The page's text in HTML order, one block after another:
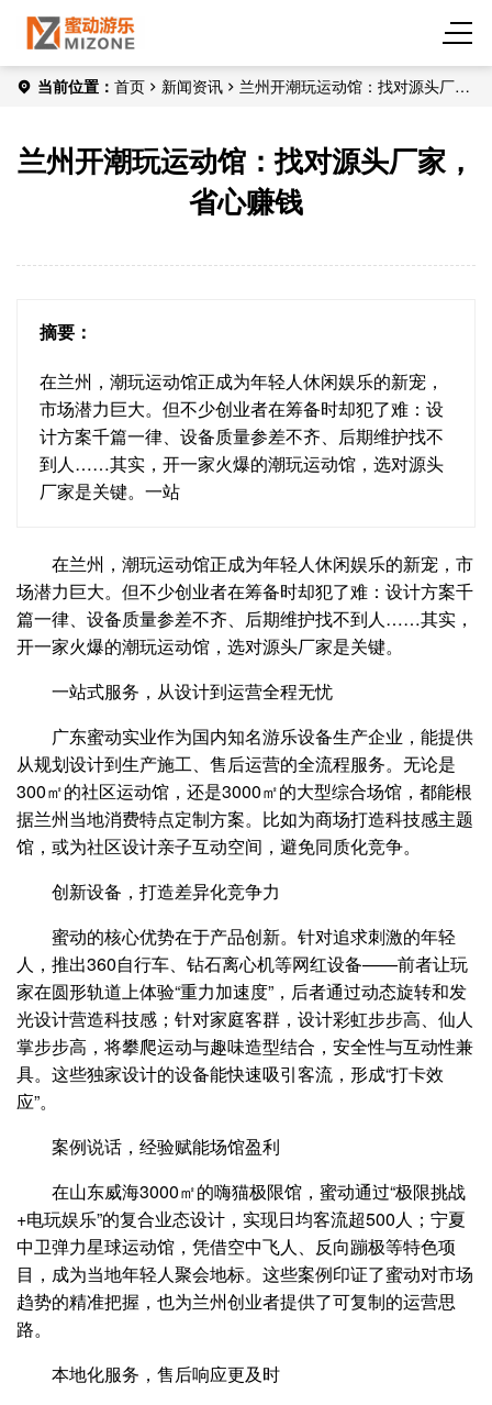
当前位置： 首页 新闻资讯
兰州开潮玩运动馆：找对源头厂
兰州开潮玩运动馆：找对源头厂家，
省心赚钱
摘要：
在兰州，潮玩运动馆正成为年轻人休闲娱乐的新宠，
市场潜力巨大。但不少创业者在筹备时却犯了难：设
计方案千篇一律、设备质量参差不齐、后期维护找不
到人……其实，开一家火爆的潮玩运动馆，选对源头
厂家是关键。一站
在兰州，潮玩运动馆正成为年轻人休闲娱乐的新宠，市
场潜力巨大。但不少创业者在筹备时却犯了难：设计方案千
篇一律、设备质量参差不齐、后期维护找不到人……其实，
开一家火爆的潮玩运动馆，选对源头厂家是关键。
一站式服务，从设计到运营全程无忧
广东蜜动实业作为国内知名游乐设备生产企业，能提供
从规划设计到生产施工、售后运营的全流程服务。无论是
300㎡的社区运动馆，还是3000㎡的大型综合场馆，都能根
据兰州当地消费特点定制方案。比如为商场打造科技感主题
馆，或为社区设计亲子互动空间，避免同质化竞争。
创新设备，打造差异化竞争力
蜜动的核心优势在于产品创新。针对追求刺激的年轻
人，推出360自行车、钻石离心机等网红设备——前者让玩
家在圆形轨道上体验“重力加速度”，后者通过动态旋转和发
光设计营造科技感；针对家庭客群，设计彩虹步步高、仙人
掌步步高，将攀爬运动与趣味造型结合，安全性与互动性兼
具。这些独家设计的设备能快速吸引客流，形成“打卡效
应”。
案例说话，经验赋能场馆盈利
在山东威海3000㎡的嗨猫极限馆，蜜动通过“极限挑战
+电玩娱乐”的复合业态设计，实现日均客流超500人；宁夏
中卫弹力星球运动馆，凭借空中飞人、反向蹦极等特色项
目，成为当地年轻人聚会地标。这些案例印证了蜜动对市场
趋势的精准把握，也为兰州创业者提供了可复制的运营思
路。
本地化服务，售后响应更及时